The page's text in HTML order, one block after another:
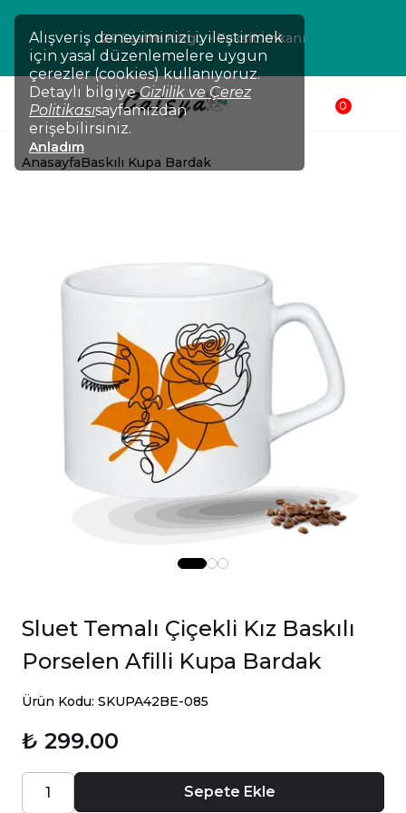
Alışveriş deneyiminizi iyileştirmek
için yasal düzenlemelere uygun
çerezler (cookies) kullanıyoruz.
Detaylı bilgiye Gizlilik ve Çerez
Politikasısayfamızdan
erişebilirsiniz.
Anladım
24 Saatte Kargo - Taksit İmkanı
0
AnasayfaBaskılı Kupa Bardak
Sluet Temalı Çiçekli Kız Baskılı
Porselen Afilli Kupa Bardak
Ürün Kodu: SKUPA42BE-085
₺ 299.00
Sepete Ekle